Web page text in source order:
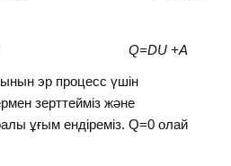
Q=DU +A
эр процесс үшін
зерттейміз және
ұғым ендіреміз. Q=0 олай